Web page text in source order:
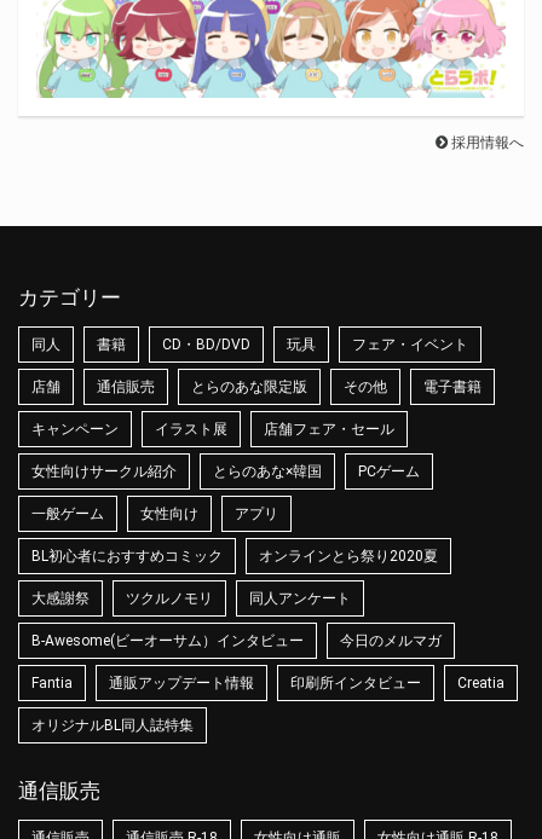
採用情報へ
カテゴリー
同人 書籍 CD・BD/DVD 玩具 フェア・イベント
店舗 通信販売 とらのあな限定版 その他 電子書籍
キャンペーン イラスト展 店舗フェア・セール
女性向けサークル紹介 とらのあな×韓国 PCゲーム
一般ゲーム 女性向け アプリ
BL初心者におすすめコミック オンラインとら祭り2020夏
大感謝祭 ツクルノモリ 同人アンケート
B-Awesome(ビーオーサム）インタビュー 今日のメルマガ
Fantia 通販アップデート情報 印刷所インタビュー Creatia
オリジナルBL同人誌特集
通信販売